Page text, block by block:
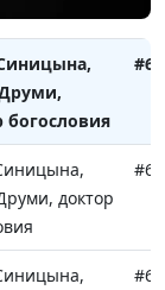
богословия
доктор